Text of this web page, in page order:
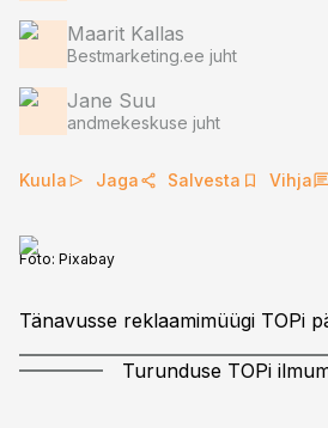
Maarit Kallas
Bestmarketing.ee juht
Jane Suu
andmekeskuse juht
Kuula Jaga Salvesta Vihja
Foto: Pixabay
Tänavusse reklaamimüügi TOPi
Turunduse TOPi